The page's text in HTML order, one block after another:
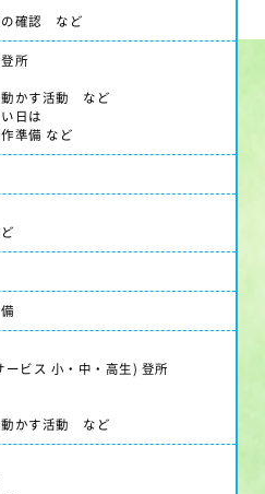
確認 など
所
かす活動 など
日は
準備 など
ービス 小・中・高生) 登所
かす活動 など